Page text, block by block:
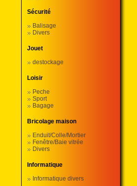
Sécurité
Balisage
Divers
Jouet
destockage
Loisir
Peche
Sport
Bagage
Bricolage maison
Enduit/Colle/Mortier
Fenêtre/Baie vitrée
Divers
Informatique
Informatique divers